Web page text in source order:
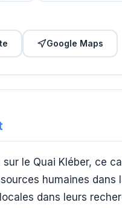
Google Maps
le Quai Kléber, ce
humaines dans
dans leurs